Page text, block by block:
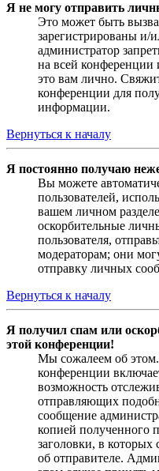
Я не могу отправить
Это может быть
зарегистрированы
администратор
на всей конференции
это вам лично.
конференции для
информации.
Вернуться к началу
Я постоянно получаю
Вы можете
пользователей,
вашем личном
оскорбительные
пользователя,
модераторам; они
отправку личных
Вернуться к началу
Я получил спам или
этой конференции!
Мы сожалеем об
конференции
возможность
отправляющих
сообщение
копией полученного
заголовки, в которых
об отправителе.